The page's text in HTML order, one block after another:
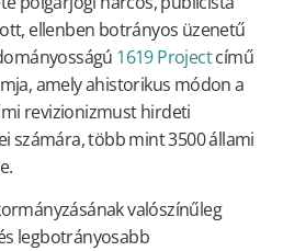
ellenben botrányos üzenetű
1619 Projectcímű
amely ahistorikus módon a
revizionizmust hirdeti
számára, több mint 3500 állami
valószínűleg
legbotrányosabb